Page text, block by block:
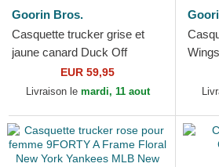
Goorin Bros.
Casquette trucker grise et
jaune canard Duck Off
Ducking Autocorrect Happy
Thoughts The Farm...
EUR 59,95
Livraison le mardi, 11 aout